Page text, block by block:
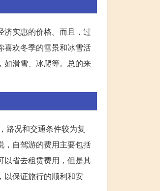
济实惠的价格。而且，过
喜欢冬季的雪景和冰雪活
如滑雪、冰爬等。总的来
路况和交通条件较为复
，自驾游的费用主要包括
以省去租赁费用，但是其
以保证旅行的顺利和安